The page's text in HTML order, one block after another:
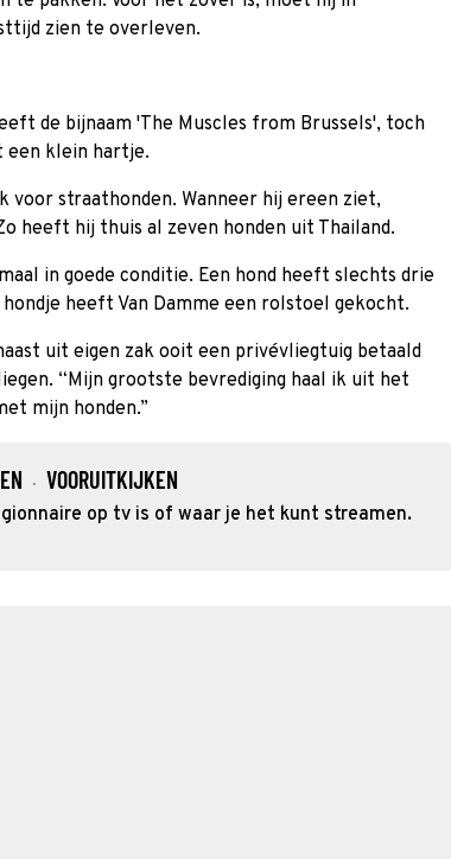
zien te overleven.
de bijnaam 'The Muscles from Brussels', toch
een klein hartje.
voor straathonden. Wanneer hij ereen ziet,
heeft hij thuis al zeven honden uit Thailand.
in goede conditie. Een hond heeft slechts drie
heeft Van Damme een rolstoel gekocht.
uit eigen zak ooit een privévliegtuig betaald
“Mijn grootste bevrediging haal ik uit het
mijn honden.”
· VOORUITKIJKEN
op tv is of waar je het kunt streamen.